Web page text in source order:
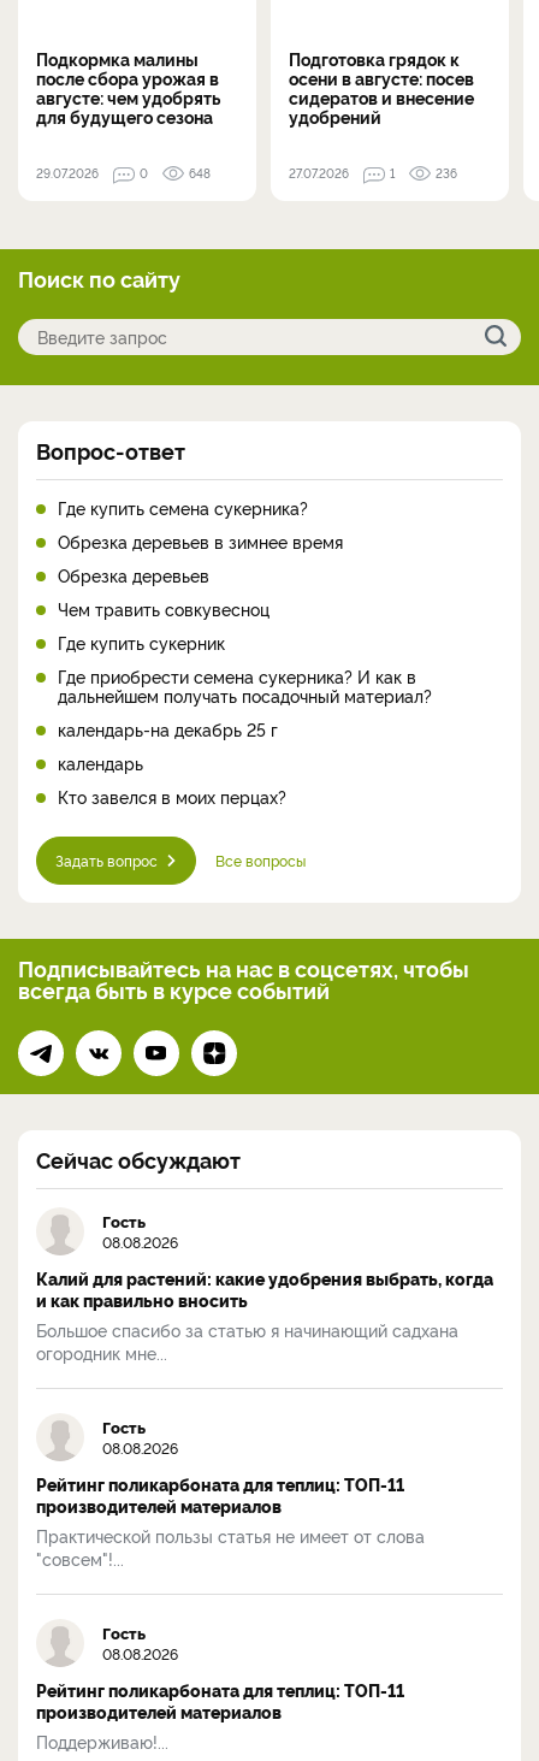
Подкормка малины
после сбора урожая в
августе: чем удобрять
для будущего сезона
29.07.2026 0 648
Подготовка грядок к
осени в августе: посев
сидератов и внесение
удобрений
27.07.2026 1 236
Поиск по сайту
Вопрос-ответ
Где купить семена сукерника?
Обрезка деревьев в зимнее время
Обрезка деревьев
Чем травить совкувесноц
Где купить сукерник
Где приобрести семена сукерника? И как в
дальнейшем получать посадочный материал?
календарь-на декабрь 25 г
календарь
Кто завелся в моих перцах?
Задать вопрос Все вопросы
Подписывайтесь на нас в соцсетях, чтобы
всегдабыть в курсе событий
Сейчас обсуждают
Гость
08.08.2026
Калий для растений: какие удобрения выбрать, когда
и как правильно вносить
Большое спасибо за статью я начинающий садхана
огородник мне...
Гость
08.08.2026
Рейтинг поликарбоната для теплиц: ТОП-11
производителей материалов
Практической пользы статья не имеет от слова
"совсем"!...
Гость
08.08.2026
Рейтинг поликарбоната для теплиц: ТОП-11
производителей материалов
Поддерживаю!...